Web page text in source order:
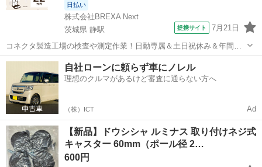
日払い
株式会社BREXA Next
茨城県 静駅
提携サイト 7月21日
コネクタ製造工場の検査や測定作業！日勤専属＆土日祝休み＆年間休
日128日★クリーンルーム内作業★マイカー通勤OK＆無料駐車場あり
★就業先食堂利用可！日払い制度あり！《茨城県常陸大宮市》 人気の
工場のお仕事 ◇コネクタ製造工...
茨城 常陸大宮市 その他
自社ローンに頼らず車にノレル
理想のクルマがあるけど審査に通らない方へ
（株）ICT Ad
【新品】ドウシシャ ルミナス 取り付けネジ式
キャスター 60mm（ポール径 2…
600円